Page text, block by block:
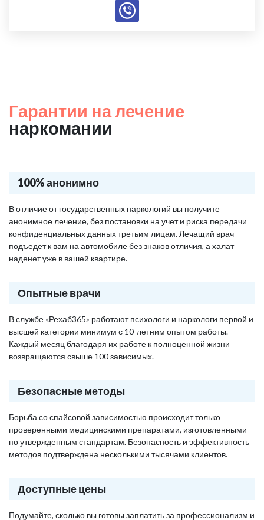
Гарантии на лечение
наркомании
100% анонимно
В отличие от государственных наркологий вы получите
анонимное лечение, без постановки на учет и риска передачи
конфиденциальных данных третьим лицам. Лечащий врач
подъедет к вам на автомобиле без знаков отличия, а халат
наденет уже в вашей квартире.
Опытные врачи
В службе «Рехаб365» работают психологи и наркологи первой и
высшей категории минимум с 10-летним опытом работы.
Каждый месяц благодаря их работе к полноценной жизни
возвращаются свыше 100 зависимых.
Безопасные методы
Борьба со спайсовой зависимостью происходит только
проверенными медицинскими препаратами, изготовленными
по утвержденным стандартам. Безопасность и эффективность
методов подтверждена несколькими тысячами клиентов.
Доступные цены
Подумайте, сколько вы готовы заплатить за профессионализм и